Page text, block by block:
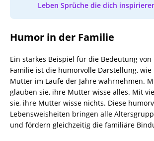
Leben Sprüche die dich
Humor in der Familie
Ein starkes Beispiel für die Bedeutung
Familie ist die humorvolle Darstellung,
Mütter im Laufe der Jahre wahrnehmen.
glauben sie, ihre Mutter wisse alles. Mit
sie, ihre Mutter wisse nichts. Diese
Lebensweisheiten bringen alle
und fördern gleichzeitig die familiäre